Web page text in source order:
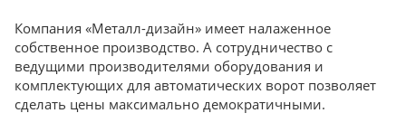
Компания «Металл-дизайн» имеет налаженное
собственное производство. А сотрудничество с
ведущими производителями оборудования и
комплектующих для автоматических ворот позволяет
сделать цены максимально демократичными.